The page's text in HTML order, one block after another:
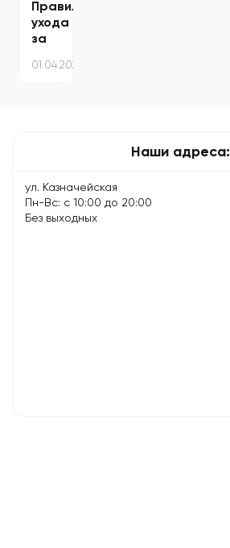
Правила
ухода
за
–
01.04.2024
Наши адреса:
ул. Казначейская
Пн-Вс: с 10:00 до 20:00
Без выходных